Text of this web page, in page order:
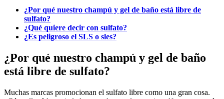
¿Por qué nuestro champú y gel de baño está libre de
sulfato?
¿Qué quiere decir con sulfato?
¿Es peligroso el SLS o sles?
¿Por qué nuestro champú y gel de baño
está libre de sulfato?
Muchas marcas promocionan el sulfato libre como una gran cosa.